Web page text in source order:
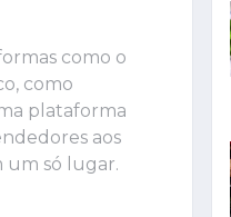
como o
como
plataforma
aos
um só lugar.